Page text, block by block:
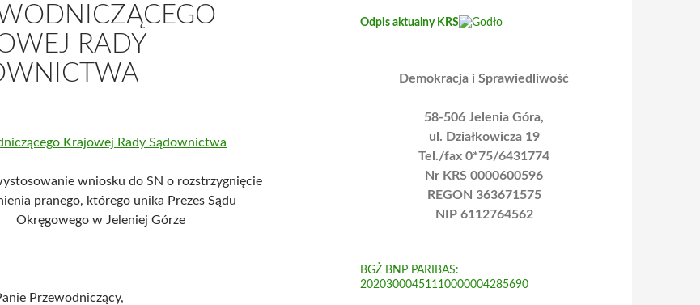
RADY
Krajowej Rady Sądownictwa
wniosku do SN o rozstrzygnięcie
pranego, którego unika Prezes Sądu
Okręgowego w Jeleniej Górze
Przewodniczący,
Odpis aktualny KRS
Demokracja i Sprawiedliwość
58-506 Jelenia Góra,
ul. Działkowicza 19
Tel./fax 0*75/6431774
Nr KRS 0000600596
REGON 363671575
NIP 6112764562
BGŻ BNP PARIBAS:
20203000451110000004285690